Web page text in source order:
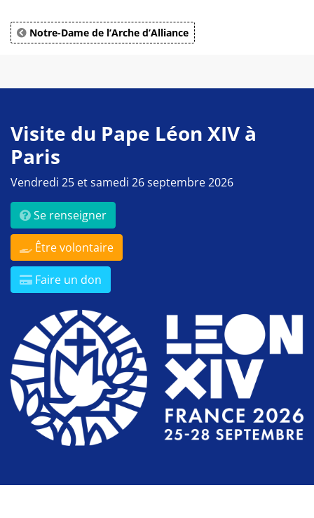
Notre-Dame de l’Arche d’Alliance
Visite du Pape Léon XIV à
Paris
Vendredi 25 et samedi 26 septembre 2026
Se renseigner
Être volontaire
Faire un don